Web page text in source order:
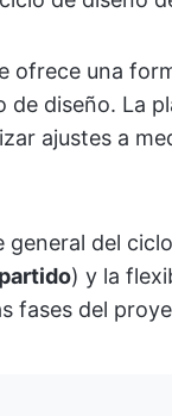
ofrece una
de diseño. La
ajustes a
del
) y la
fases del